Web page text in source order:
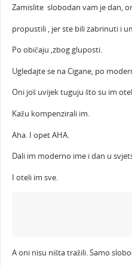
Zamislite slobodan vam je dan,
propustili , jer ste bili zabrinuti i
Po običaju ,zbog gluposti.
Ugledajte se na Cigane, po
Oni još uvijek tuguju što su im
Kažu kompenzirali im.
Aha. I opet AHA.
Dali im moderno ime i dan u
I oteli im sve.
A oni nisu ništa tražili. Samo